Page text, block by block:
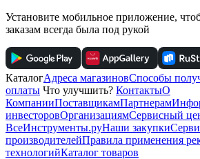
Установите мобильное приложение,
заказам всегда была под рукой
КаталогАдреса магазиновСпособы
оплаты Что улучшить? КонтактыО
КомпанииПоставщикамПартнерам
инвесторовОрганизациямСервисный
ВсеИнструменты.руНаши закупки
производителейПравила применения
технологийКаталог товаров